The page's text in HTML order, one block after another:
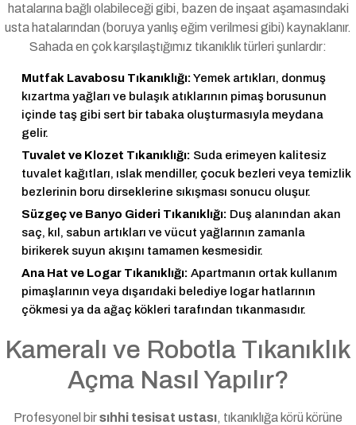
hatalarına bağlı olabileceği gibi, bazen de inşaat aşamasındaki
usta hatalarından (boruya yanlış eğim verilmesi gibi) kaynaklanır.
Sahada en çok karşılaştığımız tıkanıklık türleri şunlardır:
Mutfak Lavabosu Tıkanıklığı:Yemek artıkları, donmuş
kızartma yağları ve bulaşık atıklarının pimaş borusunun
içinde taş gibi sert bir tabaka oluşturmasıyla meydana
gelir.
Tuvalet ve Klozet Tıkanıklığı: Suda erimeyen kalitesiz
tuvalet kağıtları, ıslak mendiller, çocuk bezleri veya temizlik
bezlerinin boru dirseklerine sıkışması sonucu oluşur.
Süzgeç ve Banyo Gideri Tıkanıklığı: Duş alanından akan
saç, kıl, sabun artıkları ve vücut yağlarının zamanla
birikerek suyun akışını tamamen kesmesidir.
Ana Hat ve Logar Tıkanıklığı: Apartmanın ortak kullanım
pimaşlarının veya dışarıdaki belediye logar hatlarının
çökmesi ya da ağaç kökleri tarafından tıkanmasıdır.
Kameralı ve Robotla Tıkanıklık
Açma Nasıl Yapılır?
Profesyonel birsıhhi tesisat ustası, tıkanıklığa körü körüne